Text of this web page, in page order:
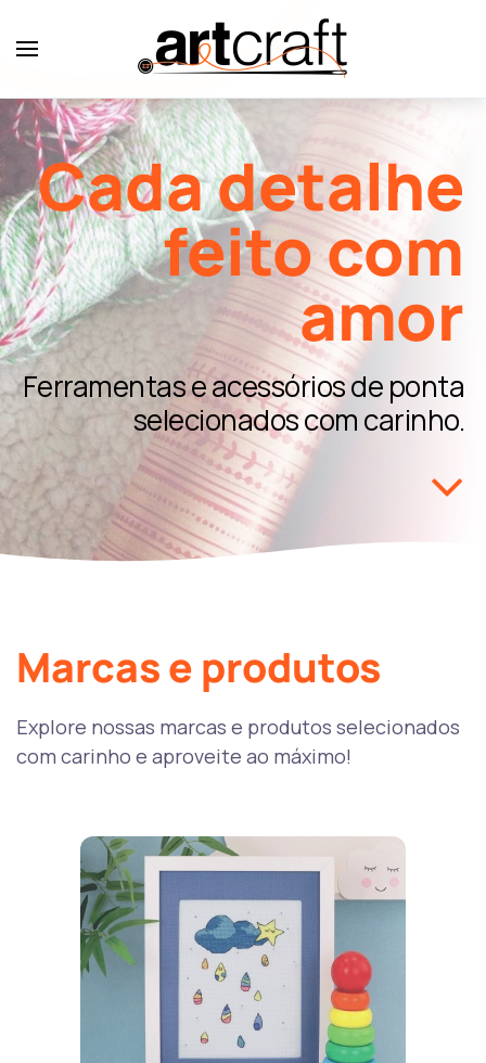
Skip to main content
Cada detalhe
feito com
amor
Ferramentas e acessórios de ponta
selecionados com carinho.
Marcas e produtos
Explore nossas marcas e produtos selecionados
com carinho e aproveite ao máximo!